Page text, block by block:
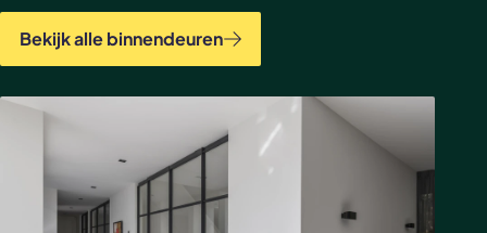
Bekijk alle binnendeuren